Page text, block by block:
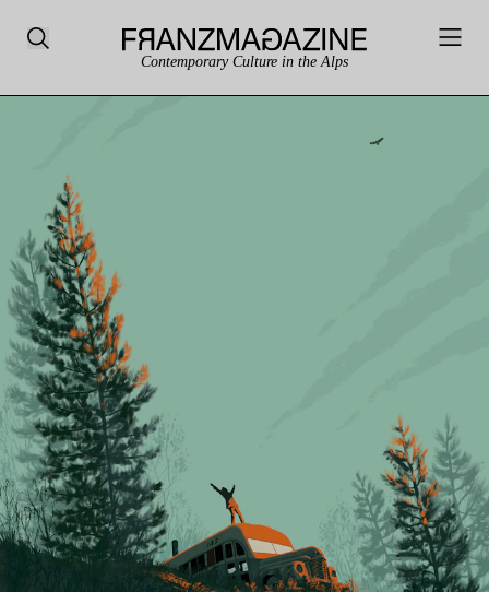
Contemporary Culture in the Alps